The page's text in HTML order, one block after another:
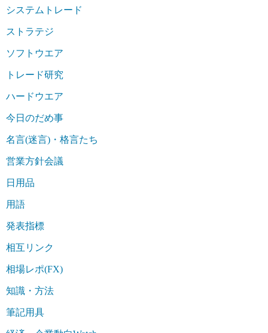
システムトレード
ストラテジ
ソフトウエア
トレード研究
ハードウエア
今日のだめ事
名言(迷言)・格言たち
営業方針会議
日用品
用語
発表指標
相互リンク
相場レポ(FX)
知識・方法
筆記用具